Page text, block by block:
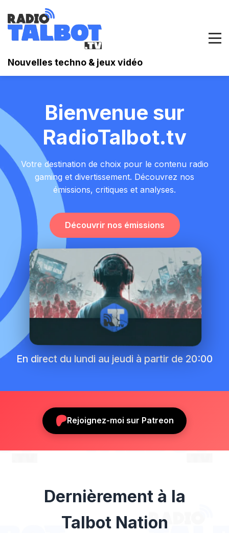
Nouvelles techno & jeux vidéo
Bienvenue sur
RadioTalbot.tv
Votre destination de choix pour le contenu radio
gaming et divertissement. Découvrez nos
émissions, critiques et analyses.
Découvrir nos émissions
En direct du lundi au jeudi à partir de 20:00
Rejoignez-moi sur Patreon
Dernièrement à la
Talbot Nation